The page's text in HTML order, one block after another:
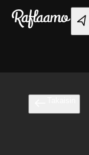
Siirry pääsisältöön